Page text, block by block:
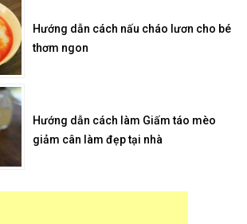
Hướng dẫn cách nấu cháo lươn cho bé
thơm ngon
Hướng dẫn cách làm Giấm táo mèo
giảm cân làm đẹp tại nhà